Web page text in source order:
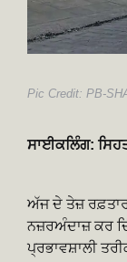
Pic Credit: PB-
ਸਾਈਕਲਿੰਗ:
ਅੱਜ ਦੇ ਤੇਜ਼
ਨਜ਼ਰਅੰਦਾਜ਼ ਕਰ
ਪ੍ਰਭਾਵਸ਼ਾਲੀ